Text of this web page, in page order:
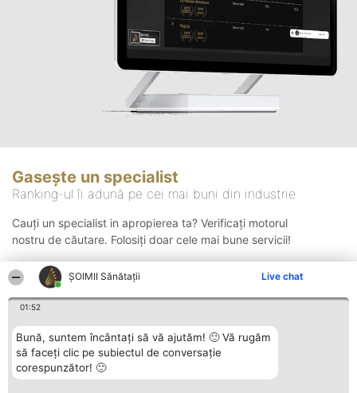
ŞOIMII Sănătații Live chat
01:52
Bună, suntem încântați să vă ajutăm! 🙂 Vă rugăm
să faceți clic pe subiectul de conversație
corespunzător! 🙂
Gasește un specialist
Ranking-ul îi adună pe cei mai buni din industrie
Cauți un specialist in apropierea ta? Verificați motorul
nostru de căutare. Folosiți doar cele mai bune servicii!